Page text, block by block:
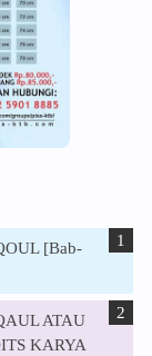
[Bab-
ATAU
KARYA